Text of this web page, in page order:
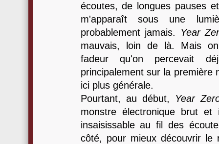
écoutes, de longues pauses
m'apparaît sous une
probablement jamais.
Year
mauvais, loin de là. Mais
fadeur qu'on percevait
principalement sur la première
ici plus générale.
Pourtant, au début,
Year
monstre électronique brut et
insaisissable au fil des
côté, pour mieux découvrir le